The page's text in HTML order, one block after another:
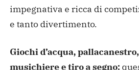
impegnativa e ricca di
e tanto divertimento.
Giochi d’acqua,
musichiere e tiro a segno: